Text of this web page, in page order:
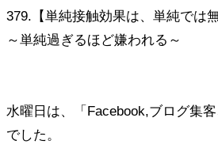
379.【単純接触効果は、単純では無
～単純過ぎるほど嫌われる～
水曜日は、「Facebook,ブログ集客
でした。